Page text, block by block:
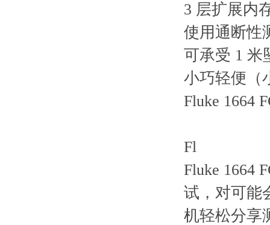
3 层扩展内
使用通断性
可承受 1 米
小巧轻便（
Fluke 1664
Fl
Fluke 1664
试，对可能
机轻松分享